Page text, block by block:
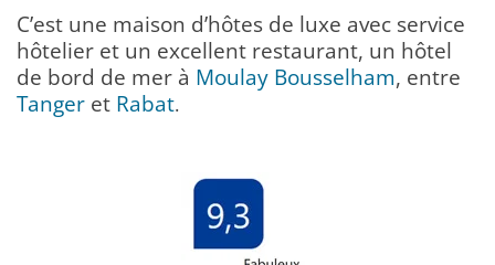
C’est une maison d’hôtes de luxe avec service
hôtelier et un excellent restaurant, un hôtel
de bord de mer à Moulay Bousselham, entre
Tanger et Rabat.